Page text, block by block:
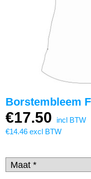
Borstembleem
€17.50
incl BTW
€14.46 excl BTW